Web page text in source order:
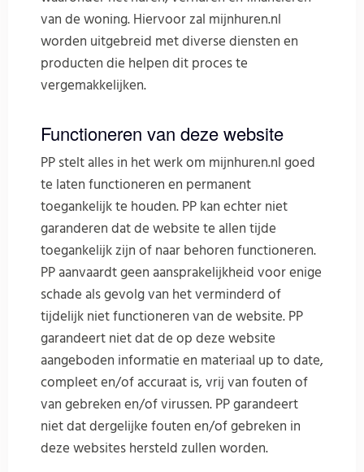
van de woning. Hiervoor zal mijnhuren.nl
worden uitgebreid met diverse diensten en
producten die helpen dit proces te
vergemakkelijken.
Functioneren van deze website
PP stelt alles in het werk om mijnhuren.nl goed
te laten functioneren en permanent
toegankelijk te houden. PP kan echter niet
garanderen dat de website te allen tijde
toegankelijk zijn of naar behoren functioneren.
PP aanvaardt geen aansprakelijkheid voor enige
schade als gevolg van het verminderd of
tijdelijk niet functioneren van de website. PP
garandeert niet dat de op deze website
aangeboden informatie en materiaal up to date,
compleet en/of accuraat is, vrij van fouten of
van gebreken en/of virussen. PP garandeert
niet dat dergelijke fouten en/of gebreken in
deze websites hersteld zullen worden.